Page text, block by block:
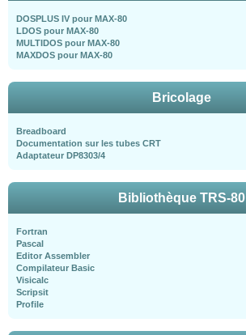
DOSPLUS IV pour MAX-80
LDOS pour MAX-80
MULTIDOS pour MAX-80
MAXDOS pour MAX-80
Bricolage
Breadboard
Documentation sur les tubes CRT
Adaptateur DP8303/4
Bibliothèque TRS-80
Fortran
Pascal
Editor Assembler
Compilateur Basic
Visicalc
Scripsit
Profile